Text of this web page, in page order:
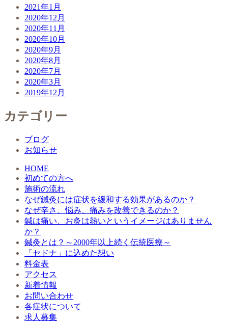
2021年1月
2020年12月
2020年11月
2020年10月
2020年9月
2020年8月
2020年7月
2020年3月
2019年12月
カテゴリー
ブログ
お知らせ
HOME
初めての方へ
施術の流れ
なぜ鍼灸には症状を緩和する効果があるのか？
なぜ辛さ、悩み、痛みを改善できるのか？
鍼は痛い、お灸は熱いというイメージはありません
か？
鍼灸とは？～2000年以上続く伝統医療～
「セドナ」に込めた想い
料金表
アクセス
新着情報
お問い合わせ
各症状について
求人募集